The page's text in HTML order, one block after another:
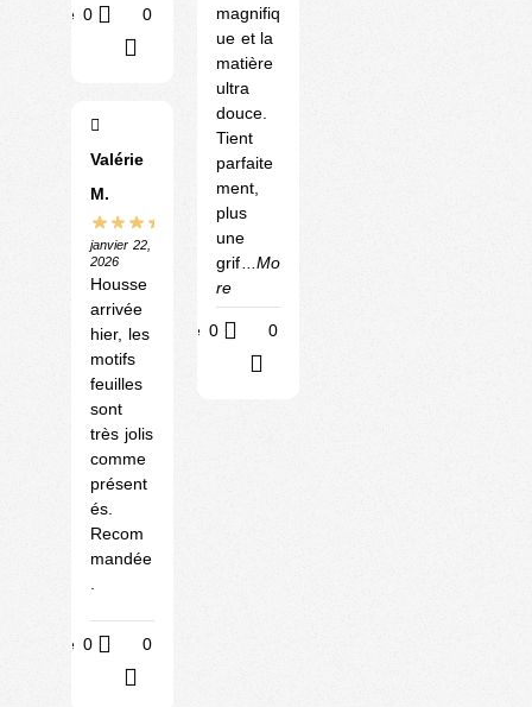
Utile 0 0
Valérie
M.
janvier 22,
2026
Housse
arrivée
hier, les
motifs
feuilles
sont
très jolis
comme
présent
és.
Recom
mandée
.
Utile 0 0
magnifiq
ue et la
matière
ultra
douce.
Tient
parfaite
ment,
plus
une
grif
...Mo
re
Utile 0 0